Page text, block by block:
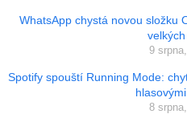
WhatsApp chystá novou složku
9
Spotify spouští Running Mode:
8